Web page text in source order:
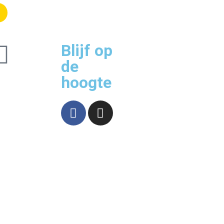
Blijf op
de
hoogte